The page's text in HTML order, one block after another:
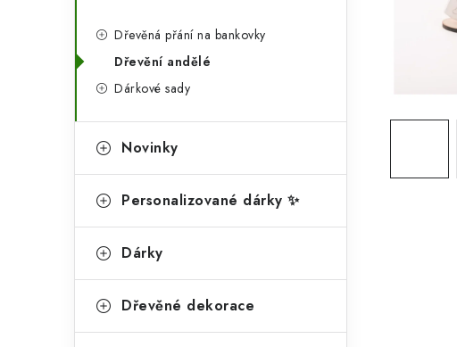
í
a
e
l
Dřevěná přání na bankovky
Dřevění andělé
Dárkové sady
Novinky
Personalizované dárky ✨
Dárky
Dřevěné dekorace